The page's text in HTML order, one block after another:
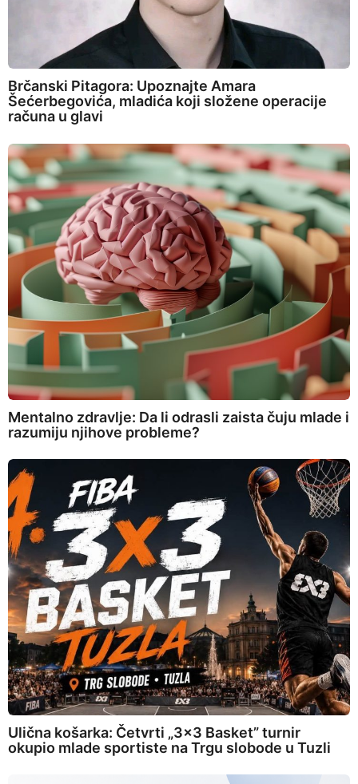
Brčanski Pitagora: Upoznajte Amara
Šećerbegovića, mladića koji složene operacije
računa u glavi
Mentalno zdravlje: Da li odrasli zaista čuju mlade i
razumiju njihove probleme?
Ulična košarka: Četvrti „3×3 Basket” turnir
okupio mlade sportiste na Trgu slobode u Tuzli